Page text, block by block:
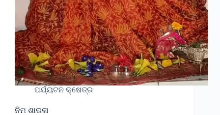
ପର୍ଯ୍ୟଟନ କ୍ଷେତ୍ର
ନିମ ଶାରଳା